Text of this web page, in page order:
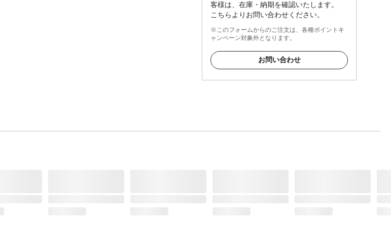
客様は、在庫・納期を確認いたします。
こちらよりお問い合わせください。
※このフォームからのご注文は、各種ポイントキ
ャンペーン対象外となります。
お問い合わせ